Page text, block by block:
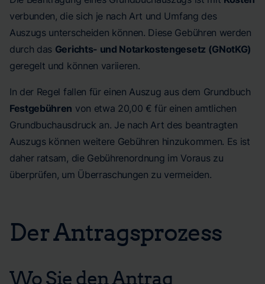
verbunden, die sich je nach Art und Umfang des
Auszugs unterscheiden können. Diese Gebühren werden
durch das Gerichts- und Notarkostengesetz (GNotKG)
geregelt und können variieren.
In der Regel fallen für einen Auszug aus dem Grundbuch
Festgebühren von etwa 20,00 € für einen amtlichen
Grundbuchausdruck an. Je nach Art des beantragten
Auszugs können weitere Gebühren hinzukommen. Es ist
daher ratsam, die Gebührenordnung im Voraus zu
überprüfen, um Überraschungen zu vermeiden.
Der Antragsprozess
Wo Sie den Antrag